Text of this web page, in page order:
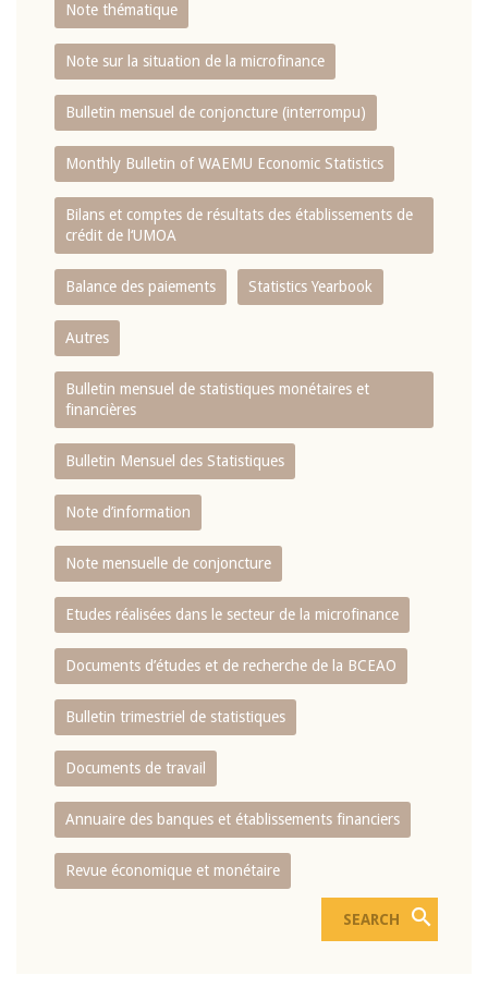
Note thématique
Note sur la situation de la microfinance
Bulletin mensuel de conjoncture (interrompu)
Monthly Bulletin of WAEMU Economic Statistics
Bilans et comptes de résultats des établissements de
crédit de l‘UMOA
Balance des paiements Statistics Yearbook
Autres
Bulletin mensuel de statistiques monétaires et
financières
Bulletin Mensuel des Statistiques
Note d’information
Note mensuelle de conjoncture
Etudes réalisées dans le secteur de la microfinance
Documents d’études et de recherche de la BCEAO
Bulletin trimestriel de statistiques
Documents de travail
Annuaire des banques et établissements financiers
Revue économique et monétaire